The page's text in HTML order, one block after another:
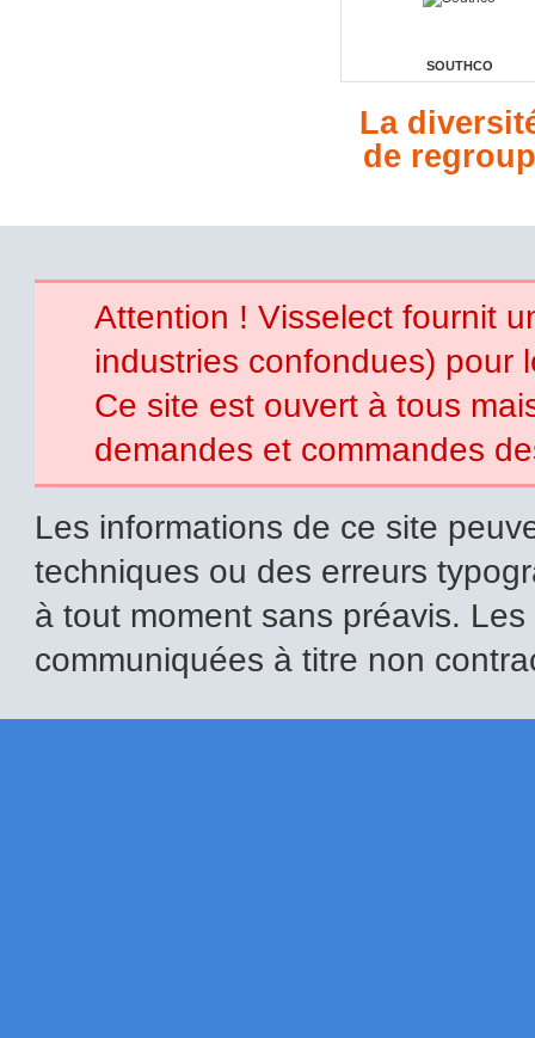
SOUTHCO
La
de
Attention ! Visselect fournit
industries confondues) pour
Ce site est ouvert à tous
demandes et commandes
Les informations de ce site
techniques ou des erreurs
à tout moment sans préavis.
communiquées à titre non